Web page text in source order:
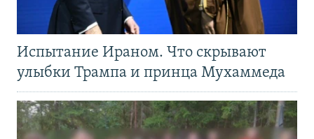
Испытание Ираном. Что скрывают
улыбки Трампа и принца Мухаммеда